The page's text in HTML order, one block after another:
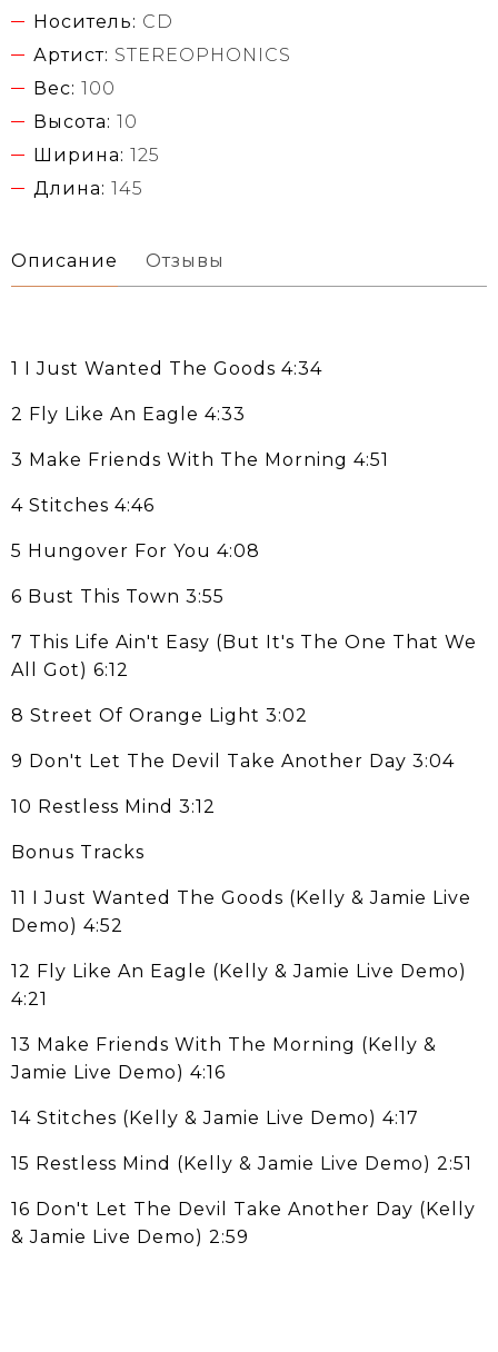
Носитель: CD
Артист: STEREOPHONICS
Вес: 100
Высота: 10
Ширина: 125
Длина: 145
Описание Отзывы
1 I Just Wanted The Goods 4:34
2 Fly Like An Eagle 4:33
3 Make Friends With The Morning 4:51
4 Stitches 4:46
5 Hungover For You 4:08
6 Bust This Town 3:55
7 This Life Ain't Easy (But It's The One That We
All Got) 6:12
8 Street Of Orange Light 3:02
9 Don't Let The Devil Take Another Day 3:04
10 Restless Mind 3:12
Bonus Tracks
11 I Just Wanted The Goods (Kelly & Jamie Live
Demo) 4:52
12 Fly Like An Eagle (Kelly & Jamie Live Demo)
4:21
13 Make Friends With The Morning (Kelly &
Jamie Live Demo) 4:16
14 Stitches (Kelly & Jamie Live Demo) 4:17
15 Restless Mind (Kelly & Jamie Live Demo) 2:51
16 Don't Let The Devil Take Another Day (Kelly
& Jamie Live Demo) 2:59